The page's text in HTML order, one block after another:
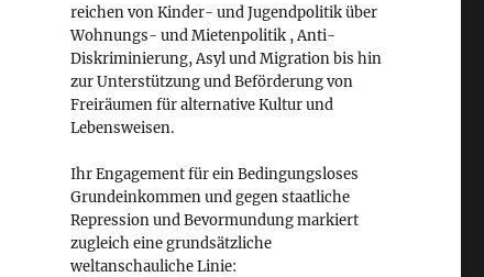
reichen von Kinder- und Jugendpolitik über
Wohnungs- und Mietenpolitik , Anti-
Diskriminierung, Asyl und Migration bis hin
zur Unterstützung und Beförderung von
Freiräumen für alternative Kultur und
Lebensweisen.
Ihr Engagement für ein Bedingungsloses
Grundeinkommen und gegen staatliche
Repression und Bevormundung markiert
zugleich eine grundsätzliche
weltanschauliche Linie: